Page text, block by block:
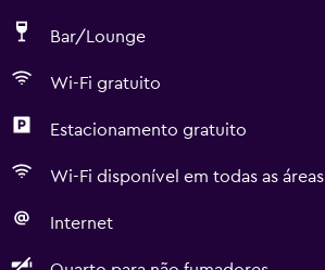
Bar/Lounge
Wi-Fi gratuito
Estacionamento gratuito
Wi-Fi disponível em todas as áreas
Internet